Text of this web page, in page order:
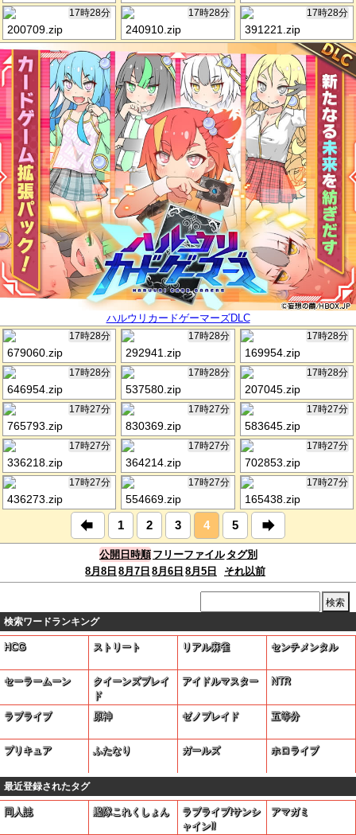
17時28分
200709.zip
17時28分
240910.zip
17時28分
391221.zip
ハルウリカードゲーマーズDLC
17時28分
679060.zip
17時28分
292941.zip
17時28分
169954.zip
17時28分
646954.zip
17時28分
537580.zip
17時28分
207045.zip
17時27分
765793.zip
17時27分
830369.zip
17時27分
583645.zip
17時27分
336218.zip
17時27分
364214.zip
17時27分
702853.zip
17時27分
436273.zip
17時27分
554669.zip
17時27分
165438.zip
1 2 3 4 5
公開日時順 フリーファイル タグ別
8月8日 8月7日 8月6日 8月5日 それ以前
検索ワードランキング
HCG ストリート リアル麻雀 センチメンタル
セーラームーン
クイーンズブレイ
ド
アイドルマスター NTR
ラブライブ 原神 ゼノブレイド 五等分
プリキュア ふたなり ガールズ ホロライブ
最近登録されたタグ
同人誌 艦隊これくしょん
ラブライブ!サンシ
ャイン!!
アマガミ